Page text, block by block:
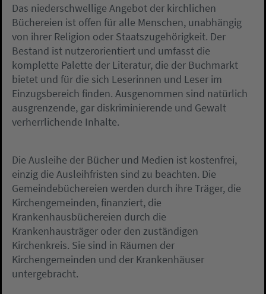
Das niederschwellige Angebot der kirchlichen
Büchereien ist offen für alle Menschen, unabhängig
von ihrer Religion oder Staatszugehörigkeit. Der
Bestand ist nutzerorientiert und umfasst die
komplette Palette der Literatur, die der Buchmarkt
bietet und für die sich Leserinnen und Leser im
Einzugsbereich finden. Ausgenommen sind natürlich
ausgrenzende, gar diskriminierende und Gewalt
verherrlichende Inhalte.
Die Ausleihe der Bücher und Medien ist kostenfrei,
einzig die Ausleihfristen sind zu beachten. Die
Gemeindebüchereien werden durch ihre Träger, die
Kirchengemeinden, finanziert, die
Krankenhausbüchereien durch die
Krankenhausträger oder den zuständigen
Kirchenkreis. Sie sind in Räumen der
Kirchengemeinden und der Krankenhäuser
untergebracht.